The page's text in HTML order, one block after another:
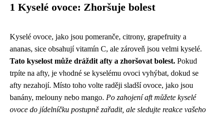
1 Kyselé ovoce: Zhoršuje bolest
Kyselé ovoce, jako jsou pomeranče, citrony, grapefruity a
ananas, sice obsahují vitamín C, ale zároveň jsou velmi kyselé.
Tato kyselost může dráždit afty a zhoršovat bolest. Pokud
trpíte na afty, je vhodné se kyselému ovoci vyhýbat, dokud se
afty nezahojí. Místo toho volte raději sladší ovoce, jako jsou
banány, melouny nebo mango. Po zahojení aft můžete kyselé
ovoce do jídelníčku postupně zařadit, ale sledujte reakce vašeho